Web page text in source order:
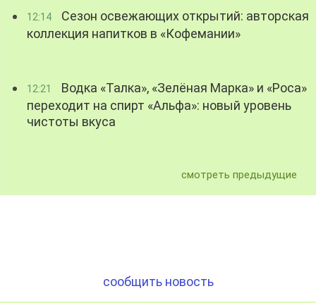
12:14
Сезон освежающих открытий: авторская
коллекция напитков в «Кофемании»
12:21
Водка «Талка», «Зелёная Марка» и «Роса»
переходит на спирт «Альфа»: новый уровень
чистоты вкуса
смотреть предыдущие
сообщить новость